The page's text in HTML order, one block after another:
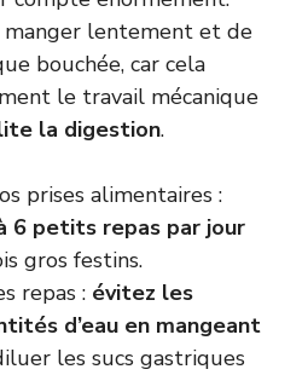
lentement et de
bouchée, car cela
le travail mécanique
la digestion.
prises alimentaires :
6 petits repas par jour
gros festins.
repas : évitez les
d’eau en mangeant
les sucs gastriques